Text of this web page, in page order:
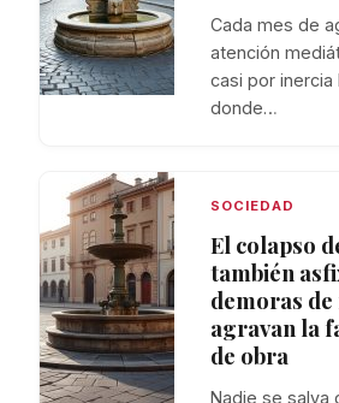
Cada mes de
atención
casi por inercia
donde…
SOCIEDAD
El colapso
también
demoras de
agravan la
de obra
Nadie se salva